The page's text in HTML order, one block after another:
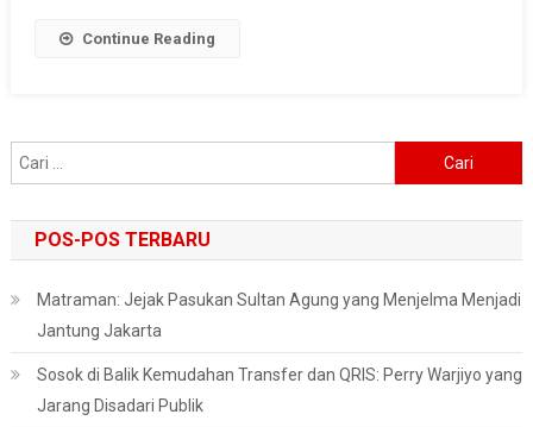
Continue Reading
untuk:
POS-POS TERBARU
Matraman: Jejak Pasukan Sultan Agung yang Menjelma Menjadi
Jantung Jakarta
Sosok di Balik Kemudahan Transfer dan QRIS: Perry Warjiyo yang
Jarang Disadari Publik